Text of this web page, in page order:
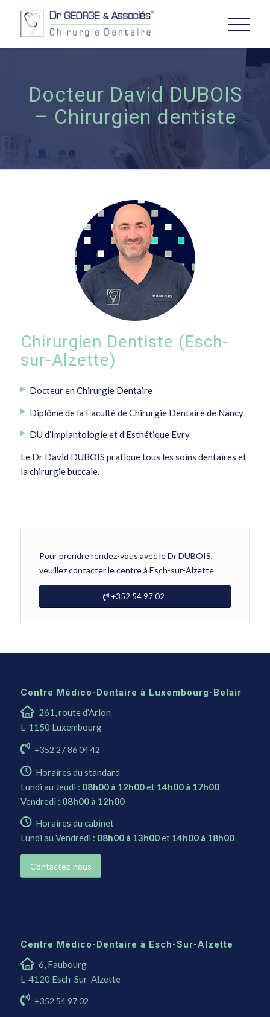
Docteur David DUBOIS
– Chirurgien dentiste
Chirurgien Dentiste (Esch-
sur-Alzette)
Docteur en Chirurgie Dentaire
Diplômé de la Faculté de Chirurgie Dentaire de Nancy
DU d’Implantologie et d’Esthétique Evry
Le Dr David DUBOIS pratique tous les soins dentaires et
la chirurgie buccale.
Pour prendre rendez-vous avec le Dr DUBOIS,
veuillez contacter le centre à Esch-sur-Alzette
+352 54 97 02
Centre Médico-Dentaire à Luxembourg-Belair
261, route d’Arlon
L-1150 Luxembourg
+352 27 86 04 42
Horaires du standard
Lundi au Jeudi : 08h00 à 12h00et 14h00 à 17h00
Vendredi : 08h00 à 12h00
Horaires du cabinet
Lundi au Vendredi : 08h00 à 13h00et 14h00 à 18h00
Contactez-nous
Centre Médico-Dentaire à Esch-Sur-Alzette
6, Faubourg
L-4120 Esch-Sur-Alzette
+352 54 97 02